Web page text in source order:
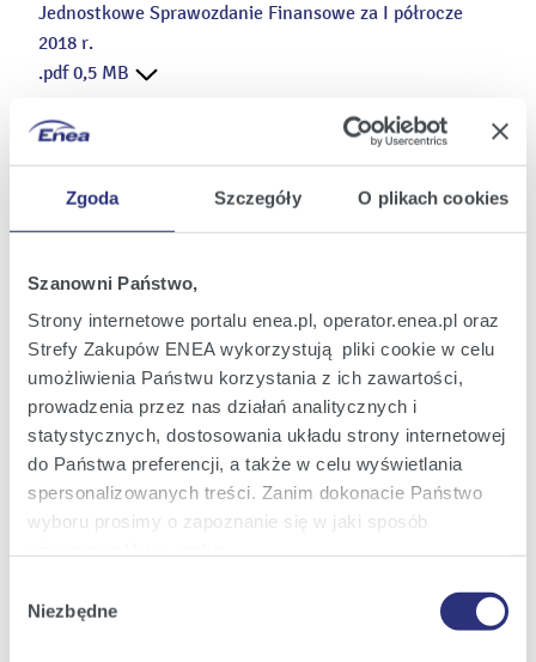
Zgoda Szczegóły O plikach cookies
Szanowni Państwo,
Strony internetowe portalu enea.pl, operator.enea.pl oraz
Strefy Zakupów ENEA wykorzystują pliki cookie w celu
umożliwienia Państwu korzystania z ich zawartości,
prowadzenia przez nas działań analitycznych i
statystycznych, dostosowania układu strony internetowej
do Państwa preferencji, a także w celu wyświetlania
spersonalizowanych treści. Zanim dokonacie Państwo
wyboru prosimy o zapoznanie się w jaki sposób
Szczegółowe informacje na ten temat znajdziecie
Polityce
zgody
Niezbędne
Jednostkowe Sprawozdanie Finansowe za I półrocze
2018 r.
.pdf 0,5 MB
Skonsolidowane Sprawozdanie Finansowe za I półrocze
2018 r.
.pdf 1,7 MB
Sprawozdanie Zarządu z działalności GK ENEA w I
półroczu 2018 r.
.pdf 4,6 MB
Rozszerzony skonsolidowany raport kwartalny Grupy
Kapitalowej ENEA za I kwartal 2018 r.